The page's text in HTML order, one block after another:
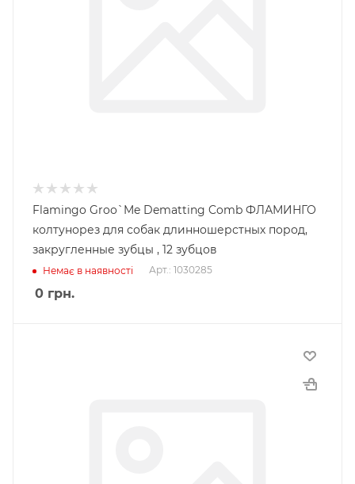
Flamingo Groo`Me Dematting Comb ФЛАМИНГО
колтунорез для собак длинношерстных пород,
закругленные зубцы , 12 зубцов
Немає в наявності Арт.: 1030285
0 грн.